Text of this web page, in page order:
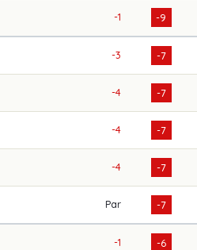
-1 -9
-3 -7
-4 -7
-4 -7
-4 -7
Par -7
-1 -6